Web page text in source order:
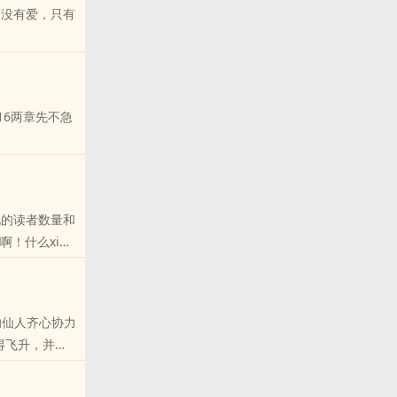
读者数量和
！什么xi血
人齐心协力
升，并且